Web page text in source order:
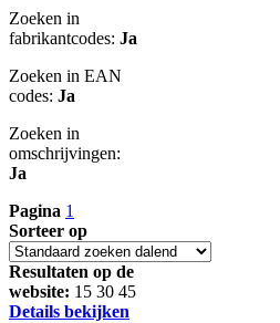
Zoeken in
fabrikantcodes: Ja
Zoeken in EAN
codes: Ja
Zoeken in
omschrijvingen:
Ja
Pagina 1
Sorteer op
Resultaten op de
website: 15 30 45
Details bekijken